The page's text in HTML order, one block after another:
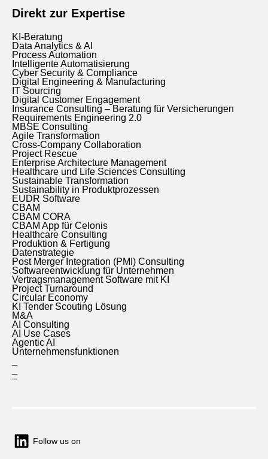
Direkt zur Expertise
KI-Beratung
Data Analytics & AI
Process Automation
Intelligente Automatisierung
Cyber Security & Compliance
Digital Engineering & Manufacturing
IT Sourcing
Digital Customer Engagement
Insurance Consulting – Beratung für Versicherungen
Requirements Engineering 2.0
MBSE Consulting
Agile Transformation
Cross-Company Collaboration
Project Rescue
Enterprise Architecture Management
Healthcare und Life Sciences Consulting
Sustainable Transformation
Sustainability in Produktprozessen
EUDR Software
CBAM
CBAM CORA
CBAM App für Celonis
Healthcare Consulting
Produktion & Fertigung
Datenstrategie
Post Merger Integration (PMI) Consulting
Softwareentwicklung für Unternehmen
Vertragsmanagement Software mit KI
Project Turnaround
Circular Economy
KI Tender Scouting Lösung
M&A
AI Consulting
AI Use Cases
Agentic AI
Unternehmensfunktionen
–
Follow us on